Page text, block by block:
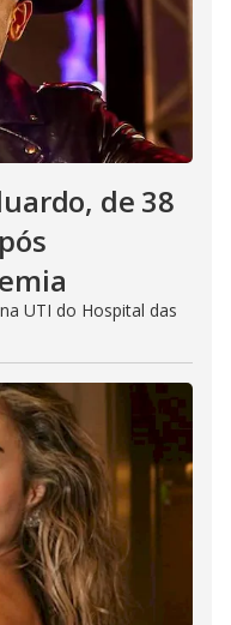
de 38
UTI do Hospital das